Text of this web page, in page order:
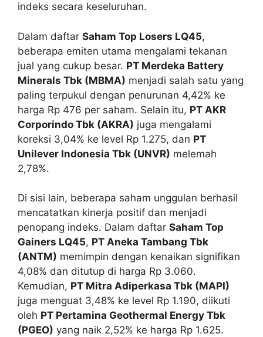
indeks secara keseluruhan.
Dalam daftar Saham Top Losers LQ45,
beberapa emiten utama mengalami tekanan
jual yang cukup besar. PT Merdeka Battery
Minerals Tbk (MBMA) menjadi salah satu yang
paling terpukul dengan penurunan 4,42% ke
harga Rp 476 per saham. Selain itu, PT AKR
Corporindo Tbk (AKRA) juga mengalami
koreksi 3,04% ke level Rp 1.275, dan PT
Unilever Indonesia Tbk (UNVR) melemah
2,78%.
Di sisi lain, beberapa saham unggulan berhasil
mencatatkan kinerja positif dan menjadi
penopang indeks. Dalam daftar Saham Top
Gainers LQ45, PT Aneka Tambang Tbk
(ANTM) memimpin dengan kenaikan signifikan
4,08% dan ditutup di harga Rp 3.060.
Kemudian, PT Mitra Adiperkasa Tbk (MAPI)
juga menguat 3,48% ke level Rp 1.190, diikuti
oleh PT Pertamina Geothermal Energy Tbk
(PGEO) yang naik 2,52% ke harga Rp 1.625.